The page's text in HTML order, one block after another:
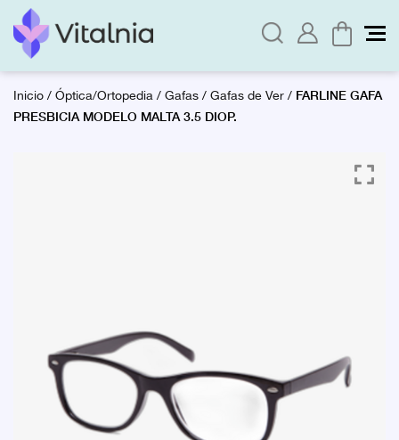
Inicio/Óptica/Ortopedia/Gafas/Gafas de Ver/ FARLINE GAFA
PRESBICIA MODELO MALTA 3.5 DIOP.